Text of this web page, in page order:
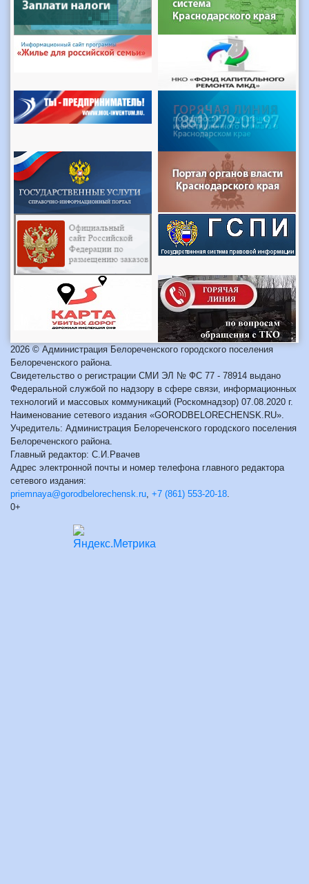
2026 © Администрация Белореченского городского поселения
Белореченского района.
Свидетельство о регистрации СМИ ЭЛ № ФС 77 - 78914 выдано
Федеральной службой по надзору в сфере связи, информационных
технологий и массовых коммуникаций (Роскомнадзор) 07.08.2020 г.
Наименование сетевого издания «GORODBELORECHENSK.RU».
Учредитель: Администрация Белореченского городского поселения
Белореченского района.
Главный редактор: С.И.Рвачев
Адрес электронной почты и номер телефона главного редактора
сетевого издания:
priemnaya@gorodbelorechensk.ru +7 (861) 553-20-18
0+